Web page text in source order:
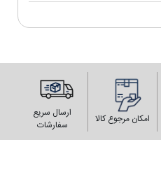
امکان مرجوع کالا
ارسال سریع
سفارشات